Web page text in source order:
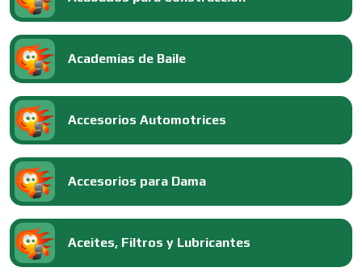
Academias de Baile
Accesorios Automotrices
Accesorios para Dama
Aceites, Filtros y Lubricantes